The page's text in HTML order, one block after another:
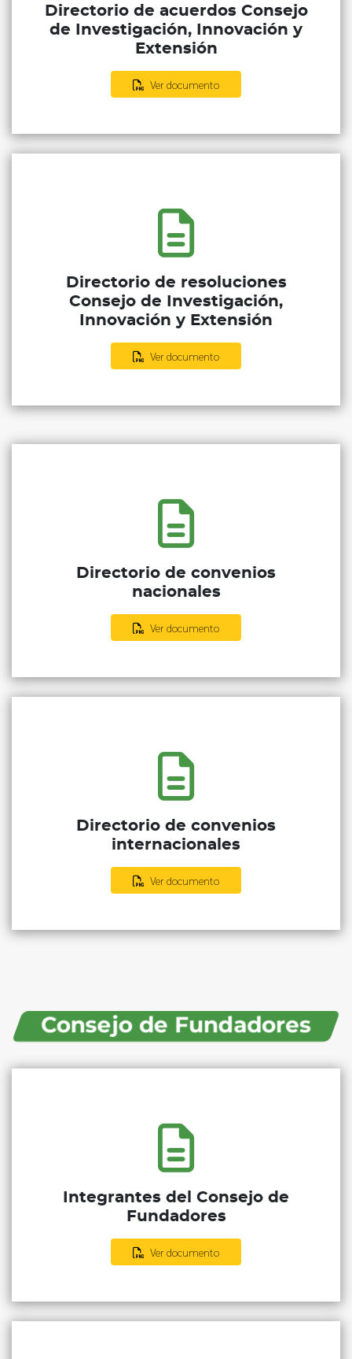
Directorio de acuerdos Consejo
de Investigación, Innovación y
Extensión
Ver documento
Directorio de resoluciones
Consejo de Investigación,
Innovación y Extensión
Ver documento
Directorio de convenios
nacionales
Ver documento
Directorio de convenios
internacionales
Ver documento
Consejo de Fundadores
Integrantes del Consejo de
Fundadores
Ver documento